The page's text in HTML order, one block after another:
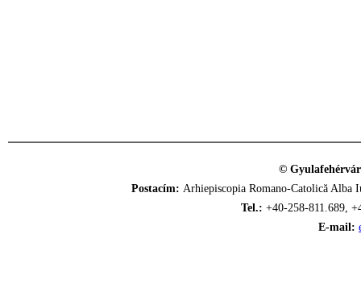
©
Postacím: Arhiepiscopia Romano-Catolică
Tel.: +40-258-811.689,
E-mail: